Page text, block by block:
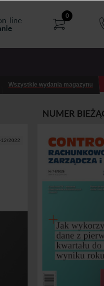
line 0
Wszystkie wydania magazynu
12/2022
NUMER